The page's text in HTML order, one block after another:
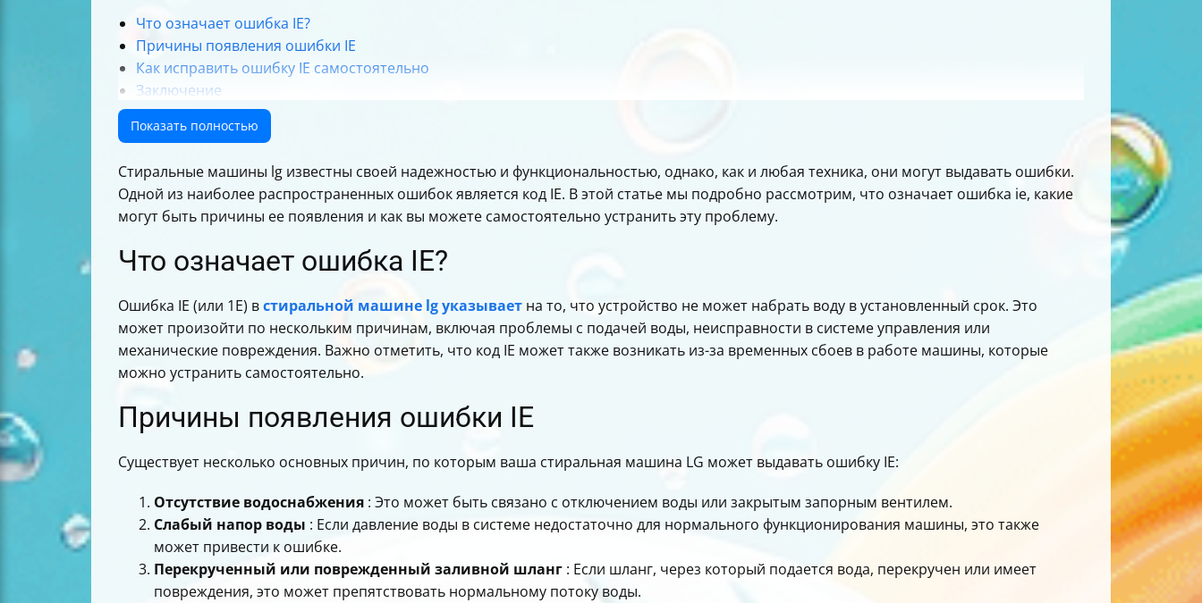
Что означает ошибка IE?
Причины появления ошибки IE
Как исправить ошибку IE самостоятельно
Заключение
Показать полностью
Стиральные машины lg известны своей надежностью и функциональностью, однако, как и любая техника, они могут выдавать ошибки.
Одной из наиболее распространенных ошибок является код IE. В этой статье мы подробно рассмотрим, что означает ошибка ie, какие
могут быть причины ее появления и как вы можете самостоятельно устранить эту проблему.
Что означает ошибка IE?
Ошибка IE (или 1E) встиральной машине lg указывает на то, что устройство не может набрать воду в установленный срок. Это
может произойти по нескольким причинам, включая проблемы с подачей воды, неисправности в системе управления или
механические повреждения. Важно отметить, что код IE может также возникать из-за временных сбоев в работе машины, которые
можно устранить самостоятельно.
Причины появления ошибки IE
Существует несколько основных причин, по которым ваша стиральная машина LG может выдавать ошибку IE:
Отсутствие водоснабжения : Это может быть связано с отключением воды или закрытым запорным вентилем.
Слабый напор воды : Если давление воды в системе недостаточно для нормального функционирования машины, это также
может привести к ошибке.
Перекрученный или поврежденный заливной шланг : Если шланг, через который подается вода, перекручен или имеет
повреждения, это может препятствовать нормальному потоку воды.